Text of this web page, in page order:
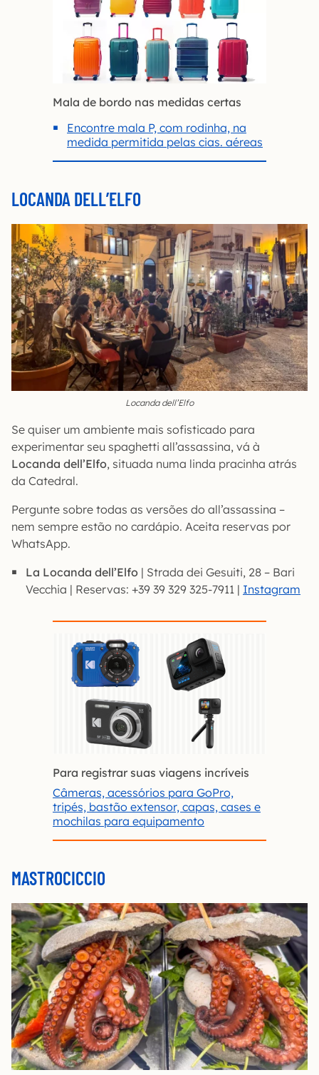
Mala de bordo nas medidas certas
Encontre mala P, com rodinha, na
medida permitida pelas cias. aéreas
LOCANDA DELL’ELFO
Locanda dell’Elfo
Se quiser um ambiente mais sofisticado para
experimentar seu spaghetti all’assassina, vá à
Locanda dell’Elfo, situada numa linda pracinha atrás
da Catedral.
Pergunte sobre todas as versões do all’assassina –
nem sempre estão no cardápio. Aceita reservas por
WhatsApp.
La Locanda dell’Elfo | Strada dei Gesuiti, 28 – Bari
Vecchia | Reservas: +39 39 329 325-7911 | Instagram
Para registrar suas viagens incríveis
Câmeras, acessórios para GoPro,
tripés, bastão extensor, capas, cases e
mochilas para equipamento
MASTROCICCIO